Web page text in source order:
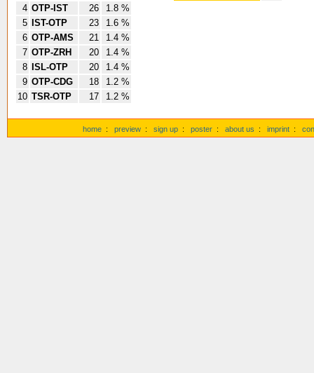
4 OTP-IST 26
1.8 %
5
IST-OTP 23
1.6 %
6 OTP-AMS 21
1.4 %
7 OTP-ZRH 20
1.4 %
8
ISL-OTP 20
1.4 %
9 OTP-CDG 18
1.2 %
10 TSR-OTP 17 1.2 %
home : preview : sign up : poster : about us : imprint :